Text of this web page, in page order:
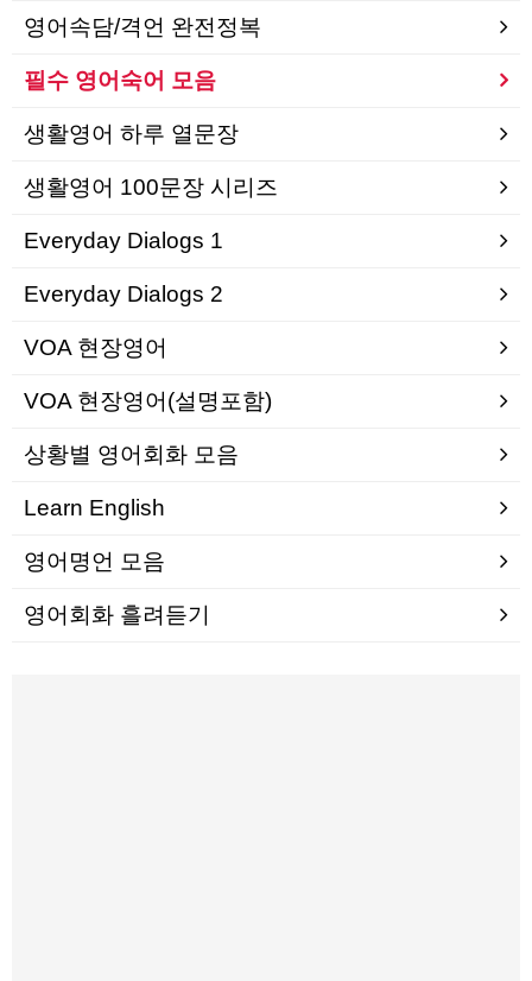
영어속담/격언 완전정복
필수 영어숙어 모음
생활영어 하루 열문장
생활영어 100문장 시리즈
Everyday Dialogs 1
Everyday Dialogs 2
VOA 현장영어
VOA 현장영어(설명포함)
상황별 영어회화 모음
Learn English
영어명언 모음
영어회화 흘려듣기